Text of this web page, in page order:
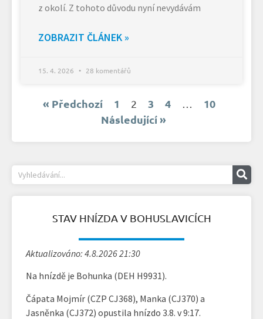
z okolí. Z tohoto důvodu nyní nevydávám
ZOBRAZIT ČLÁNEK »
15. 4. 2026 28 komentářů
« Předchozí 1 2 3 4
10
Následující »
STAV HNÍZDA V BOHUSLAVICÍCH
Aktualizováno: 4.8.2026 21:30
Na hnízdě je Bohunka (DEH H9931).
Čápata Mojmír (CZP CJ368), Manka (CJ370) a
Jasněnka (CJ372) opustila hnízdo 3.8. v 9:17.